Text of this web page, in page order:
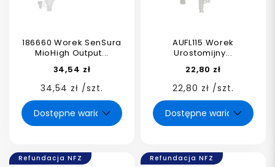
186660 Worek SenSura
MioHigh Output...
34,54 zł
34,54 zł /szt.
AUFL115 Worek
Urostomijny...
22,80 zł
22,80 zł /szt.
Refundacja NFZ Refundacja NFZ